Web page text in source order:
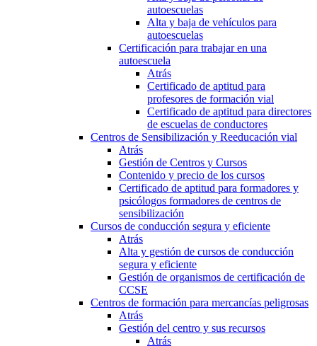
autoescuelas
Alta y baja de vehículos para
autoescuelas
Certificación para trabajar en una
autoescuela
Atrás
Certificado de aptitud para
profesores de formación vial
Certificado de aptitud para directores
de escuelas de conductores
Centros de Sensibilización y Reeducación vial
Atrás
Gestión de Centros y Cursos
Contenido y precio de los cursos
Certificado de aptitud para formadores y
psicólogos formadores de centros de
sensibilización
Cursos de conducción segura y eficiente
Atrás
Alta y gestión de cursos de conducción
segura y eficiente
Gestión de organismos de certificación de
CCSE
Centros de formación para mercancías peligrosas
Atrás
Gestión del centro y sus recursos
Atrás